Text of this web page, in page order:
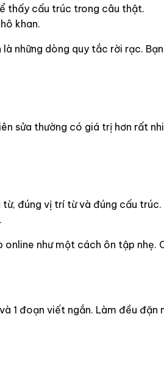
thấy cấu trúc trong câu thật.
khan.
những dòng quy tắc rời rạc.
sửa thường có giá trị hơn rất
đúng vị trí từ và đúng cấu
như một cách ôn tập
1 đoạn viết ngắn. Làm đều